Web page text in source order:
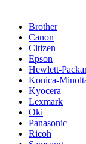
Brother
Canon
Citizen
Epson
Hewlett-
Konica-
Kyocera
Lexmark
Oki
Panasonic
Ricoh